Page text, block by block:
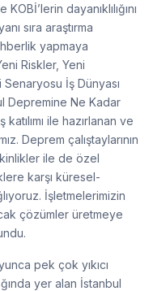
dayanıklılığını
sıra araştırma
yapmaya
Riskler, Yeni
İş Dünyası
Depremine Ne Kadar
ile hazırlanan ve
Deprem çalıştaylarının
ile de özel
karşı küresel-
İşletmelerimizin
çözümler üretmeye
pek çok yıkıcı
yer alan İstanbul